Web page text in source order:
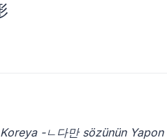
-ㄴ다만 sözünün